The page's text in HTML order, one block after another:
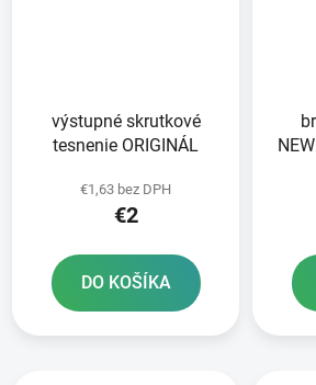
výstupné skrutkové
tesnenie ORIGINÁL
€1,63 bez DPH
€2
DO KOŠÍKA